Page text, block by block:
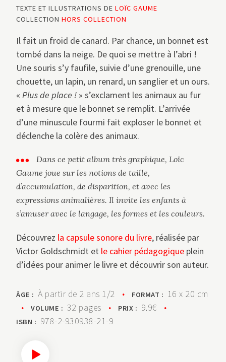
TEXTE ET ILLUSTRATIONS DE LOÏC GAUME
COLLECTION HORS COLLECTION
Il fait un froid de canard. Par chance, un bonnet est
tombé dans la neige. De quoi se mettre à l’abri !
Une souris s’y faufile, suivie d’une grenouille, une
chouette, un lapin, un renard, un sanglier et un ours.
« Plus de place ! » s’exclament les animaux au fur
et à mesure que le bonnet se remplit. L’arrivée
d’une minuscule fourmi fait exploser le bonnet et
déclenche la colère des animaux.
Dans ce petit album très graphique, Loïc
Gaume joue sur les notions de taille,
d’accumulation, de disparition, et avec les
expressions animalières. Il invite les enfants à
s’amuser avec le langage, les formes et les couleurs.
Découvrez la capsule sonore du livre, réalisée par
Victor Goldschmidt et le cahier pédagogique plein
d’idées pour animer le livre et découvrir son auteur.
ÂGE : À partir de 2 ans 1/2 • FORMAT : 16 x 20 cm
•
VOLUME : 32 pages • PRIX : 9.9€ •
ISBN : 978-2-930938-21-9